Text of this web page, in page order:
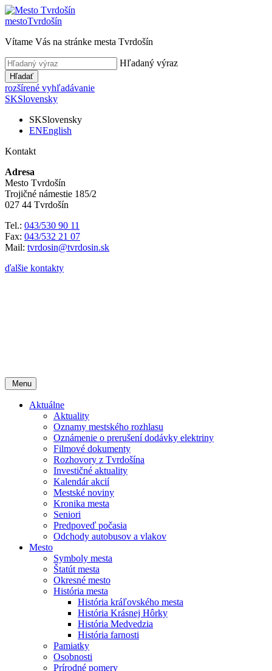
mestoTvrdošín
Vítame Vás na stránke mesta Tvrdošín
Hľadaný výraz
Hľadať
rozšírené vyhľadávanie
SKSlovensky
SKSlovensky
ENEnglish
Kontakt
Adresa
Mesto Tvrdošín
Trojičné námestie 185/2
027 44 Tvrdošín
Tel.: 043/530 90 11
Fax: 043/532 21 07
Mail: tvrdosin@tvrdosin.sk
ďalšie kontakty
Menu
Aktuálne
Aktuality
Oznamy mestského rozhlasu
Oznámenie o prerušení dodávky elektriny
Filmové dokumenty
Rozhovory z Tvrdošína
Investičné aktuality
Kalendár akcií
Mestské noviny
Kronika mesta
Seniori
Predpoveď počasia
Odchody autobusov a vlakov
Mesto
Symboly mesta
Štatút mesta
Okresné mesto
História mesta
História kráľovského mesta
História Krásnej Hôrky
História Medvedzia
História farnosti
Pamiatky
Osobnosti
Prírodné pomery